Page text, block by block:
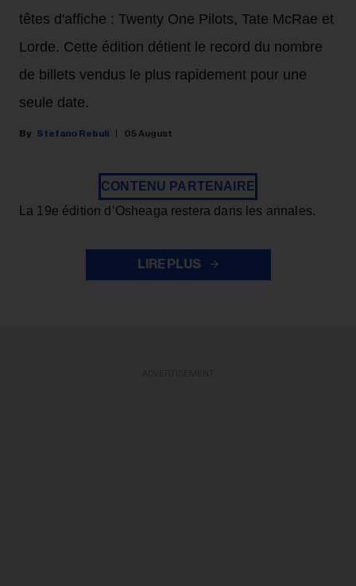
têtes d'affiche : Twenty One Pilots, Tate McRae et
Lorde. Cette édition détient le record du nombre
de billets vendus le plus rapidement pour une
seule date.
Stefano Rebuli 05 August
CONTENU PARTENAIRE
La 19e édition d’Osheaga restera dans les annales.
LIRE PLUS